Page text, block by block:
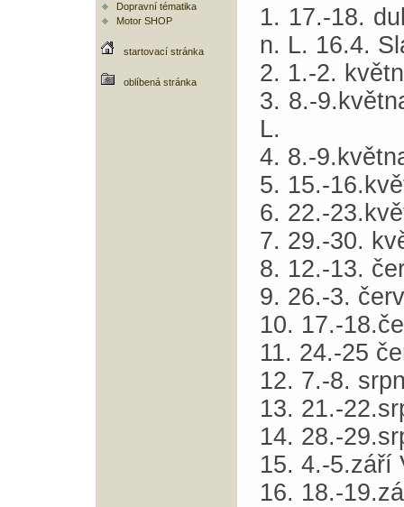
Dopravní tématika
Motor SHOP
startovací stránka
oblíbená stránka
1. 17.-18.
n. L. 16.4.
2. 1.-2.
3. 8.-
L.
4. 8.-
5. 15.-
6. 22.-
7. 29.-30.
8. 12.-13.
9. 26.-3.
10. 17.-
11. 24.-25
12. 7.-8.
13. 21.-
14. 28.-
15. 4.-5.září
16. 18.-